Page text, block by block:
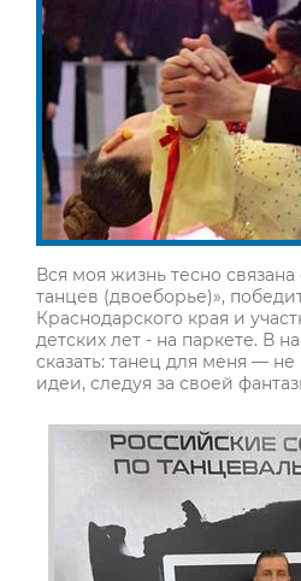
Вся моя жизнь тесно
танцев (двоеборье)»,
Краснодарского края и
детских лет - на паркете. В
сказать: танец для меня —
идеи, следуя за своей